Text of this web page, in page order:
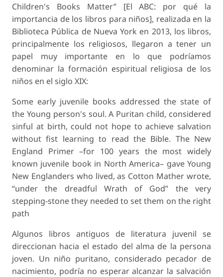
Children's Books Matter” [El ABC: por qué la
importancia de los libros para niños], realizada en la
Biblioteca Pública de Nueva York en 2013, los libros,
principalmente los religiosos, llegaron a tener un
papel muy importante en lo que podríamos
denominar la formación espiritual religiosa de los
niños en el siglo XIX:
Some early juvenile books addressed the state of
the Young person's soul. A Puritan child, considered
sinful at birth, could not hope to achieve salvation
without fist learning to read the Bible. The New
England Primer–for 100 years the most widely
known juvenile book in North America– gave Young
New Englanders who lived, as Cotton Mather wrote,
“under the dreadful Wrath of God” the very
stepping-stone they needed to set them on the right
path
Algunos libros antiguos de literatura juvenil se
direccionan hacia el estado del alma de la persona
joven. Un niño puritano, considerado pecador de
nacimiento, podría no esperar alcanzar la salvación